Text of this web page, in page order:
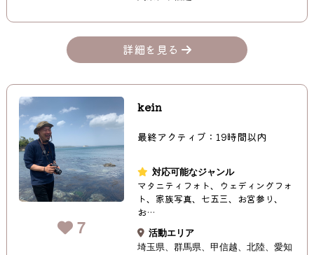
詳細を見る
7
kein
最終アクティブ：19時間以内
対応可能なジャンル
マタニティフォト、ウェディングフォ
ト、家族写真、七五三、お宮参り、
お…
活動エリア
埼玉県
群馬県 甲信越 北陸
愛知